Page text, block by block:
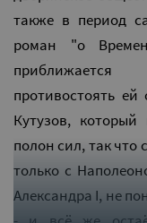
также в период
роман "о
противостоять
Кутузов,
полон сил, так что
только с
Александра I, не